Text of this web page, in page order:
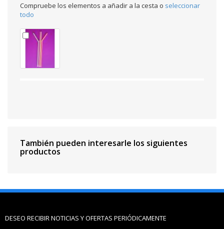
Compruebe los elementos a añadir a la cesta o seleccionar
todo
También pueden interesarle los siguientes
productos
DESEO RECIBIR NOTICIAS Y OFERTAS PERIÓDICAMENTE